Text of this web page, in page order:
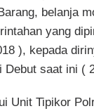
belanja
yang
), kepada
Debut saat ini (
Unit Tipikor